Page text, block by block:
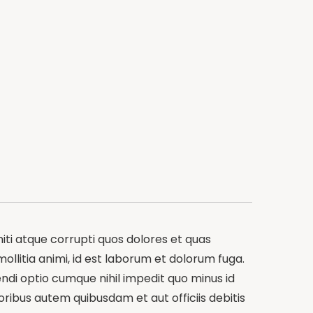
atque corrupti quos dolores et quas
animi, id est laborum et dolorum fuga.
optio cumque nihil impedit quo minus id
autem quibusdam et aut officiis debitis